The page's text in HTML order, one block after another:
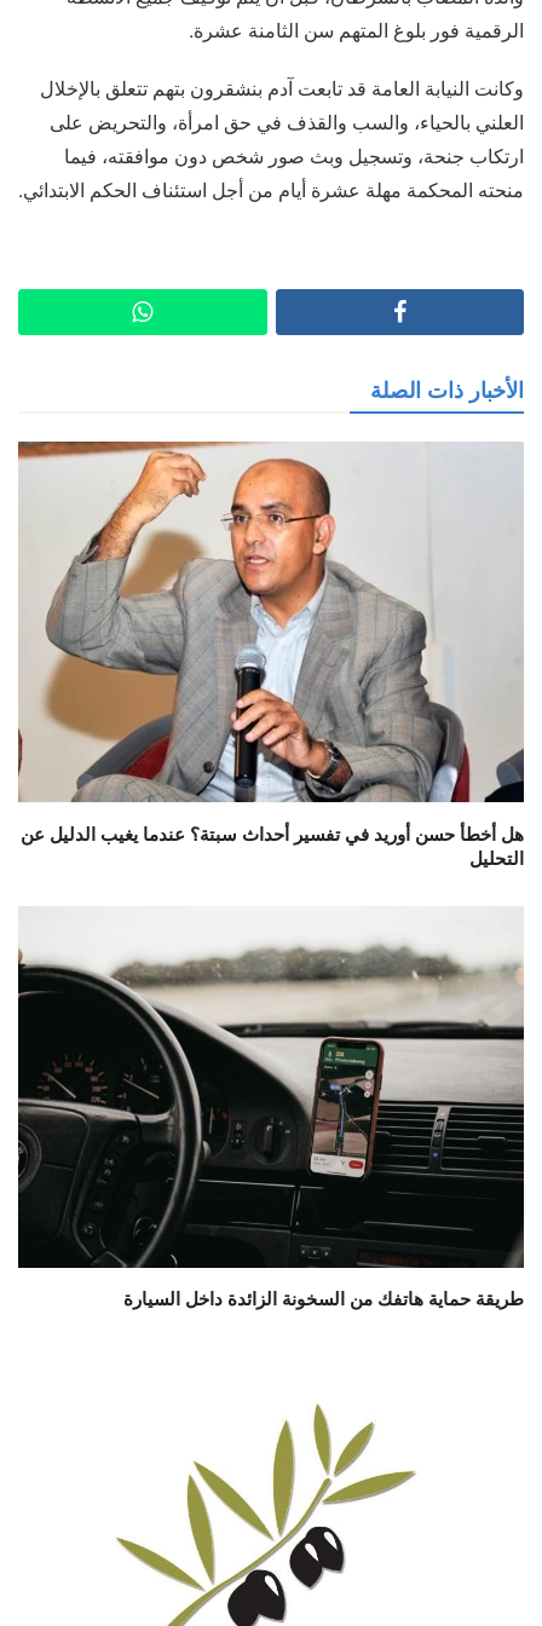
الرقمية فور بلوغ المتهم سن الثامنة عشرة.
وكانت النيابة العامة قد تابعت آدم بنشقرون بتهم تتعلق بالإخلال
العلني بالحياء، والسب والقذف في حق امرأة، والتحريض على
ارتكاب جنحة، وتسجيل وبث صور شخص دون موافقته، فيما
منحته المحكمة مهلة عشرة أيام من أجل استئناف الحكم الابتدائي.
الأخبار ذات الصلة
هل أخطأ حسن أوريد في تفسير أحداث سبتة؟ عندما يغيب الدليل عن
التحليل
طريقة حماية هاتفك من السخونة الزائدة داخل السيارة